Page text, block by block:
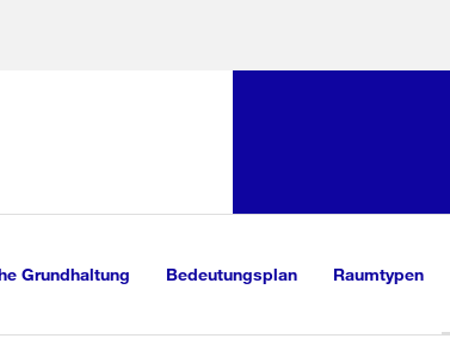
Grundhaltung Bedeutungsplan Raumtypen